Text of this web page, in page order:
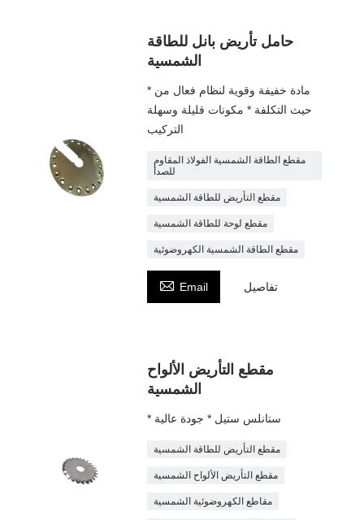
حامل تأريض بانل للطاقة
الشمسية
* مادة خفيفة وقوية لنظام فعال من
حيث التكلفة * مكونات قليلة وسهلة
التركيب
مقطع الطاقة الشمسية الفولاذ المقاوم
للصدأ
مقطع التأريض للطاقة الشمسية
مقطع لوحة للطاقة الشمسية
مقطع الطاقة الشمسية الكهروضوئية
 Email تفاصيل
مقطع التأريض الألواح
الشمسية
* ستانلس ستيل * جودة عالية
مقطع التأريض للطاقة الشمسية
مقطع التأريض الألواح الشمسية
مقاطع الكهروضوئية الشمسية